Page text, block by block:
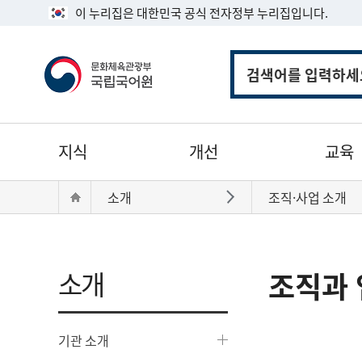
이 누리집은 대한민국 공식 전자정부 누리집입니다.
통
검
색
메
지식 개선 교육
재
Home
소개 바로가기조직·사업 소개
소개
기관 소개
조직과